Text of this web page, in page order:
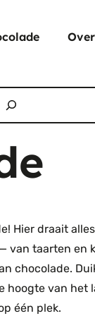
Hier draait
van taarten en
chocolade.
hoogte van
één plek.